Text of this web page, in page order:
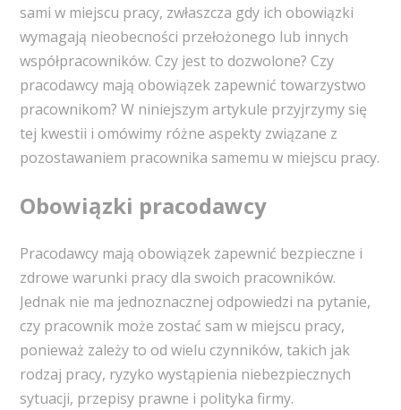
sami w miejscu pracy, zwłaszcza gdy ich obowiązki
wymagają nieobecności przełożonego lub innych
współpracowników. Czy jest to dozwolone? Czy
pracodawcy mają obowiązek zapewnić towarzystwo
pracownikom? W niniejszym artykule przyjrzymy się
tej kwestii i omówimy różne aspekty związane z
pozostawaniem pracownika samemu w miejscu pracy.
Obowiązki pracodawcy
Pracodawcy mają obowiązek zapewnić bezpieczne i
zdrowe warunki pracy dla swoich pracowników.
Jednak nie ma jednoznacznej odpowiedzi na pytanie,
czy pracownik może zostać sam w miejscu pracy,
ponieważ zależy to od wielu czynników, takich jak
rodzaj pracy, ryzyko wystąpienia niebezpiecznych
sytuacji, przepisy prawne i polityka firmy.